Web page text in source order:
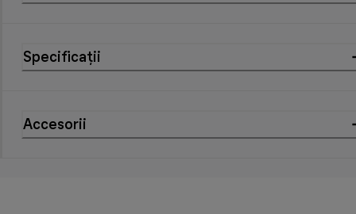
Specificații
Accesorii